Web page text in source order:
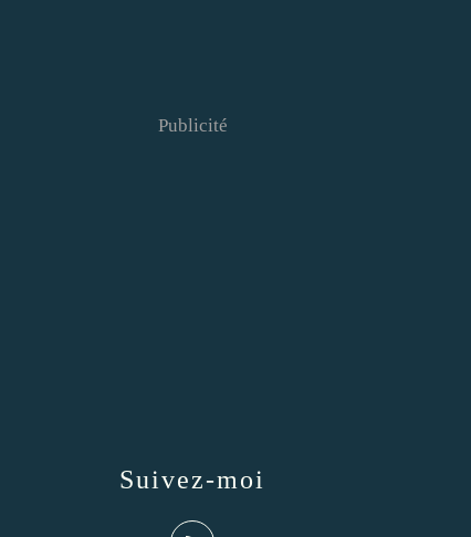
Suivez-moi
Publicité